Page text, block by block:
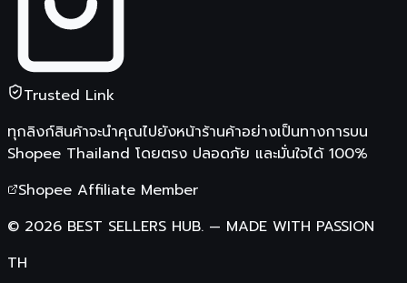
Trusted Link
ทุกลิงก์สินค้าจะนำคุณไปยังหน้าร้านค้าอย่างเป็นทางการบน
Shopee Thailand โดยตรง ปลอดภัย และมั่นใจได้ 100%
Shopee Affiliate Member
© 2026 BEST SELLERS HUB. — MADE WITH PASSION
TH